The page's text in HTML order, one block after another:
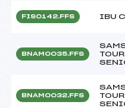
FIS0142.FFS IBU
BNAM0035.FFS
BNAM0032.FFS